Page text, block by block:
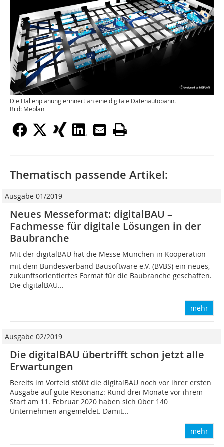
Die Hallenplanung erinnert an eine digitale Datenautobahn.
Bild: Meplan
Thematisch passende Artikel:
Ausgabe 01/2019
Neues Messeformat: digitalBAU –
Fachmesse für digitale Lösungen in der
Baubranche
Mit der digitalBAU hat die Messe München in Kooperation
mit dem Bundesverband Bausoftware e.V. (BVBS) ein neues,
zukunftsorientiertes Format für die Baubranche geschaffen.
Die digitalBAU...
mehr
Ausgabe 02/2019
Die digitalBAU übertrifft schon jetzt alle
Erwartungen
Bereits im Vorfeld stößt die digitalBAU noch vor ihrer ersten
Ausgabe auf gute Resonanz: Rund drei Monate vor ihrem
Start am 11. Februar 2020 haben sich über 140
Unternehmen angemeldet. Damit...
mehr